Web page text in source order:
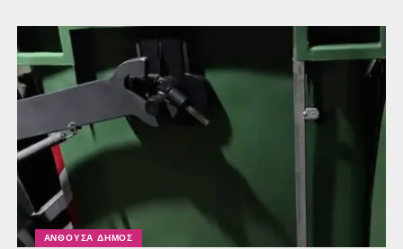
ΑΝΘΟΎΣΑ ΔΉΜΟΣ